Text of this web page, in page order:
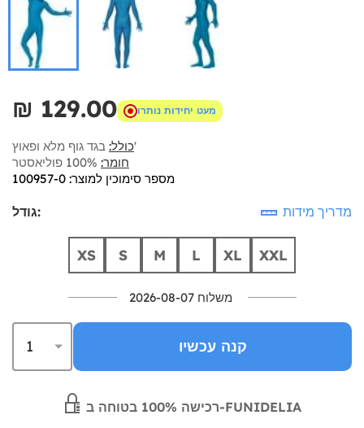
₪‎ 129.00 מעט יחידות נותרו
כולל:בגד גוף מלא ופאוץ'
חומר:
מספר סימוכין למוצר: 100957-0
גודל: מדריך מידות
XS S M L XL XXL
משלוח 2026-08-07
קנה עכשיו
רכישה 100% בטוחה ב-FUNIDELIA